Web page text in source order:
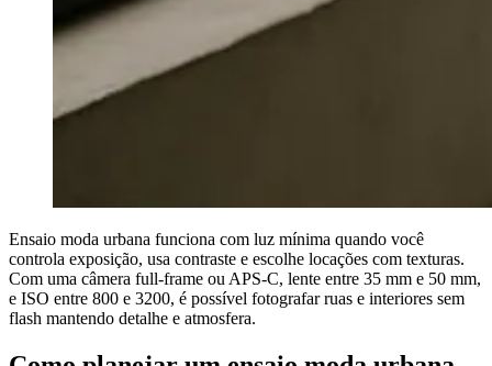
Ensaio moda urbana funciona com luz mínima quando você
controla exposição, usa contraste e escolhe locações com texturas.
Com uma câmera full-frame ou APS-C, lente entre 35 mm e 50 mm,
e ISO entre 800 e 3200, é possível fotografar ruas e interiores sem
flash mantendo detalhe e atmosfera.